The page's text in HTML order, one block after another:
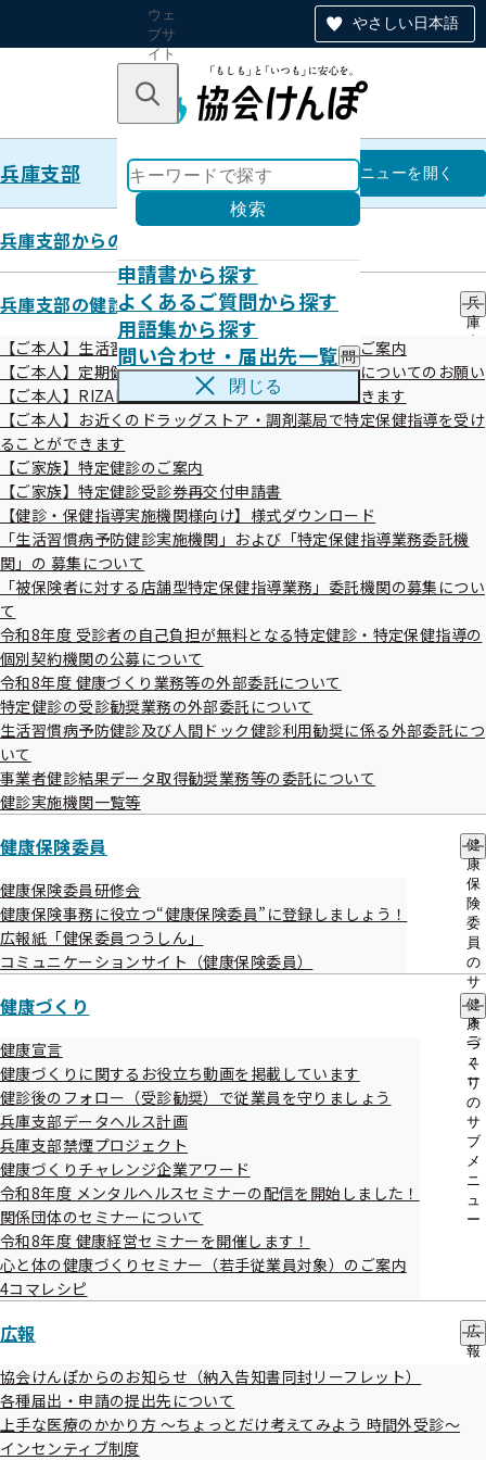
やさしい日本語
ウェ
ブサ
イト
のナ
ン
キーワードで探す
検索
申請書から探す
よくあるご質問から探す
用語集から探す
問い合わせ・届出先一覧 問
い
わ
先
一
覧
サ
メ
閉じる
兵庫支部 兵庫支部
メニューを開く
兵庫支部からのお知らせ
兵庫支部の健診・保健指導のご案内
兵
庫
の
診
の
内
サ
ー
【ご本人】生活習慣病予防健診・人間ドック健診のご案内
【ご本人】定期健康診断（事業者健診）結果の提供についてのお願い
【ご本人】RIZAPで特定保健指導を受けることができます
【ご本人】お近くのドラッグストア・調剤薬局で特定保健指導を受け
ることができます
【ご家族】特定健診のご案内
【ご家族】特定健診受診券再交付申請書
【健診・保健指導実施機関様向け】様式ダウンロード
「生活習慣病予防健診実施機関」および「特定保健指導業務委託機
関」の 募集について
「被保険者に対する店舗型特定保健指導業務」委託機関の募集につい
て
令和8年度 受診者の自己負担が無料となる特定健診・特定保健指導の
個別契約機関の公募について
令和8年度 健康づくり業務等の外部委託について
特定健診の受診勧奨業務の外部委託について
生活習慣病予防健診及び人間ドック健診利用勧奨に係る外部委託につ
いて
事業者健診結果データ取得勧奨業務等の委託について
健診実施機関一覧等
健康保険委員
健
康
保
険
委
員
の
サ
ブ
メ
ニ
ュ
ー
健康保険委員研修会
健康保険事務に役立つ“健康保険委員”に登録しましょう！
広報紙「健保委員つうしん」
コミュニケーションサイト（健康保険委員）
健康づくり
健
康
づ
く
り
の
サ
ブ
メ
ニ
ュ
ー
健康宣言
健康づくりに関するお役立ち動画を掲載しています
健診後のフォロー（受診勧奨）で従業員を守りましょう
兵庫支部データヘルス計画
兵庫支部禁煙プロジェクト
健康づくりチャレンジ企業アワード
令和8年度 メンタルヘルスセミナーの配信を開始しました！
関係団体のセミナーについて
令和8年度 健康経営セミナーを開催します！
心と体の健康づくりセミナー（若手従業員対象）のご案内
4コマレシピ
広報
広
報
協会けんぽからのお知らせ（納入告知書同封リーフレット）
各種届出・申請の提出先について
上手な医療のかかり方 ～ちょっとだけ考えてみよう 時間外受診～
インセンティブ制度
個人情報保護
兵庫支部について
調達情報
採用情報
個人情報保護
地方自治体及び関係団体との連携協定
協会けんぽTOP
個人情報保護
連絡先・アクセス
本部所在地 都道府県支部所在地
ご案内
給付と手続き 申請書